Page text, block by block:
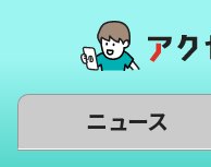
ニュース